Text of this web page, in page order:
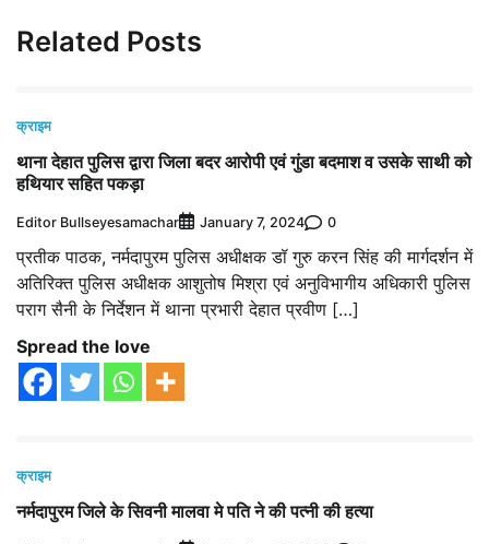
Related Posts
क्राइम
थाना देहात पुलिस द्वारा जिला बदर आरोपी एवं गुंडा बदमाश व उसके साथी को
हथियार सहित पकड़ा
Editor Bullseyesamachar January 7, 2024 0
प्रतीक पाठक, नर्मदापुरम पुलिस अधीक्षक डॉ गुरु करन सिंह की मार्गदर्शन में
अतिरिक्त पुलिस अधीक्षक आशुतोष मिश्रा एवं अनुविभागीय अधिकारी पुलिस
पराग सैनी के निर्देशन में थाना प्रभारी देहात प्रवीण […]
Spread the love
क्राइम
नर्मदापुरम जिले के सिवनी मालवा मे पति ने की पत्नी की हत्या